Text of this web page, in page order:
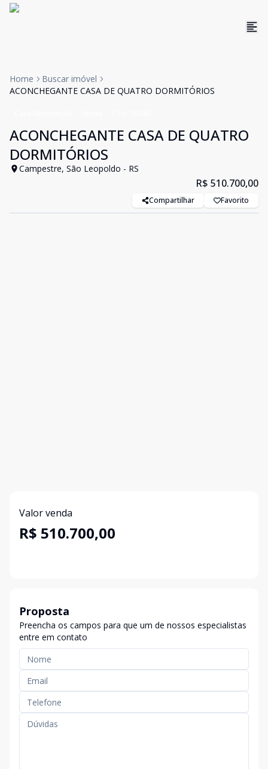
Home
Buscar imóvel
ACONCHEGANTE CASA DE QUATRO DORMITÓRIOS
ACONCHEGANTE CASA DE QUATRO
DORMITÓRIOS
Campestre, São Leopoldo - RS
R$ 510.700,00
Compartilhar Favorito
Valor venda
R$ 510.700,00
Proposta
Preencha os campos para que um de nossos especialistas
entre em contato